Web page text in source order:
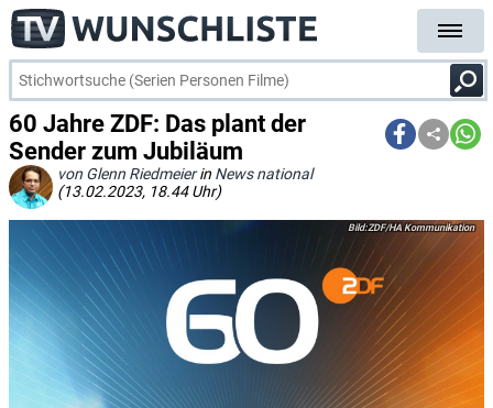
60 Jahre ZDF: Das plant der
Sender zum Jubiläum
von Glenn Riedmeierin News national
(13.02.2023, 18.44 Uhr)
ZDF/HA Kommunikation